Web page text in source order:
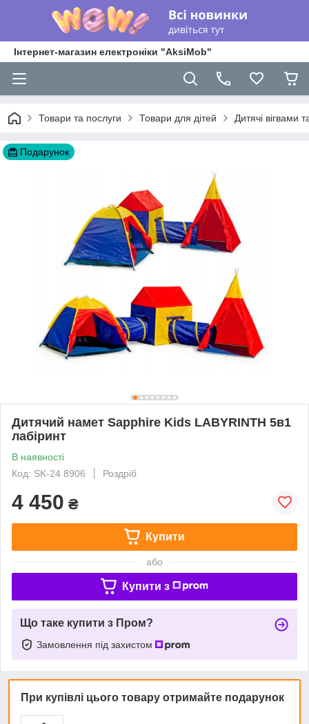
Інтернет-магазин електроніки "AksiMob"
Товари та послуги Товари для дітей Дитячі вігвами
Подарунок
Дитячий намет Sapphire Kids LABYRINTH 5в1
лабіринт
В наявності
Код: SK-24 8906
Роздріб
4 450 ₴
Купити
або
Купити з
Що таке купити з Пром?
Замовлення під захистом
При купівлі цього товару отримайте подарунок